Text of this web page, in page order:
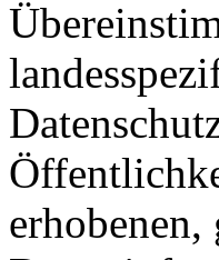
erhobenen,